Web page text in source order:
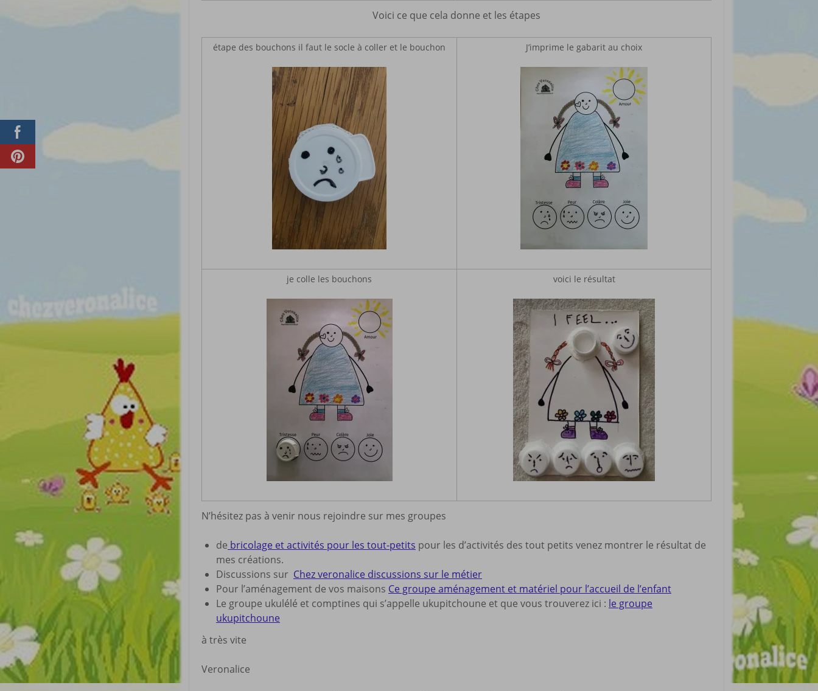
Voici ce que cela donne et les étapes
étape des bouchons il faut le socle à coller et le bouchon J’imprime le gabarit au choix
je colle les bouchons voici le résultat
N’hésitez pas à venir nous rejoindre sur mes groupes
de bricolage et activités pour les tout-petits pour les d’activités des tout petits venez montrer le résultat de
mes créations.
Discussions sur Chez veronalice discussions sur le métier
Pour l’aménagement de vos maisons Ce groupe aménagement et matériel pour l’accueil de l’enfant
Le groupe ukulélé et comptines qui s’appelle ukupitchoune et que vous trouverez ici : le groupe
ukupitchoune
à très vite
Veronalice